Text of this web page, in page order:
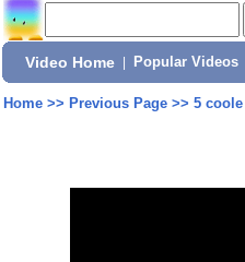
Video Home Popular Videos
Home>> Previous Page>> 5 coole